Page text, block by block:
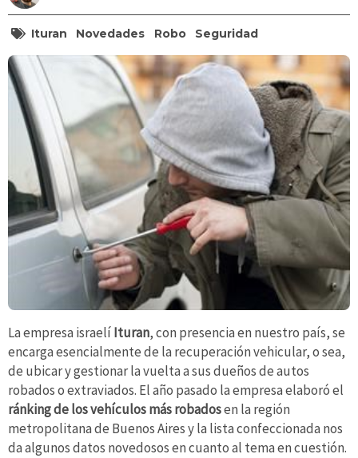
Ituran Novedades Robo Seguridad
La empresa israelíIturan, con presencia en nuestro país, se
encarga esencialmente de la recuperación vehicular, o sea,
de ubicar y gestionar la vuelta a sus dueños de autos
robados o extraviados. El año pasado la empresa elaboró el
ránking de los vehículos más robadosen la región
metropolitana de Buenos Aires y la lista confeccionada nos
da algunos datos novedosos en cuanto al tema en cuestión.